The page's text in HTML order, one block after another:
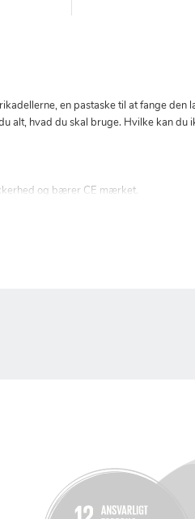
en pastaske til at fange
alt, hvad du skal bruge. Hvilke kan du
og bærer CE mærket.